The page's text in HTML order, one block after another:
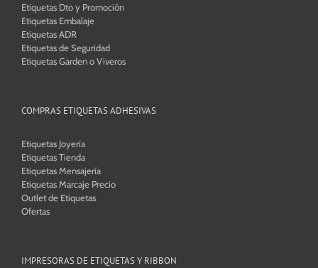
Etiquetas Dto y Promoción
Etiquetas Embalaje
Etiquetas ADR
Etiquetas de Seguridad
Etiquetas Garden o Viveros
COMPRAS ETIQUETAS ADHESIVAS
Etiquetas Joyería
Etiquetas Tienda
Etiquetas Mensajería
Etiquetas Marcaje Precio
Outlet de Etiquetas
Ofertas
IMPRESORAS DE ETIQUETAS Y RIBBON